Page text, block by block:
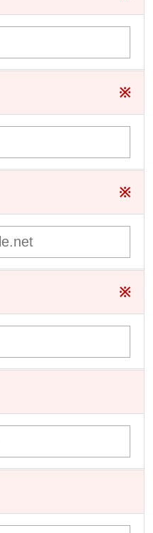
※
※
※